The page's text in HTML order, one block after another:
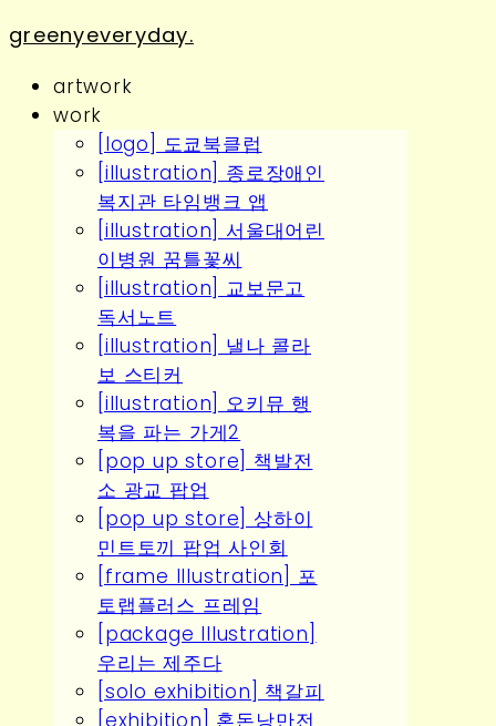
greenyeveryday.
artwork
work
[logo] 도쿄북클럽
[illustration] 종로장애인
복지관 타임뱅크 앱
[illustration] 서울대어린
이병원 꿈틀꽃씨
[illustration] 교보문고
독서노트
[illustration] 낼나 콜라
보 스티커
[illustration] 오키뮤 행
복을 파는 가게2
[pop up store] 책발전
소 광교 팝업
[pop up store] 상하이
민트토끼 팝업 사인회
[frame Illustration] 포
토랩플러스 프레임
[package Illustration]
우리는 제주다
[solo exhibition] 책갈피
[exhibition] 혼돈낭만전